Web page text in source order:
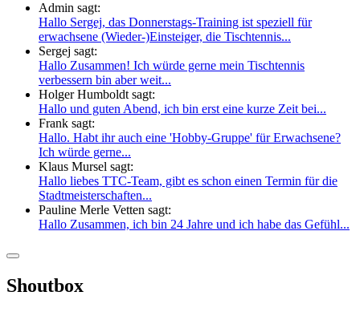
Admin sagt:
Hallo Sergej, das Donnerstags-Training ist speziell für
erwachsene (Wieder-)Einsteiger, die Tischtennis...
Sergej sagt:
Hallo Zusammen! Ich würde gerne mein Tischtennis
verbessern bin aber weit...
Holger Humboldt sagt:
Hallo und guten Abend, ich bin erst eine kurze Zeit bei...
Frank sagt:
Hallo. Habt ihr auch eine 'Hobby-Gruppe' für Erwachsene?
Ich würde gerne...
Klaus Mursel sagt:
Hallo liebes TTC-Team, gibt es schon einen Termin für die
Stadtmeisterschaften...
Pauline Merle Vetten sagt:
Hallo Zusammen, ich bin 24 Jahre und ich habe das Gefühl...
Shoutbox